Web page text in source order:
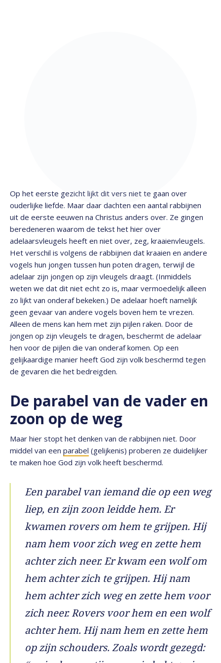
Op het eerste gezicht lijkt dit vers niet te gaan over
ouderlijke liefde. Maar daar dachten een aantal rabbijnen
uit de eerste eeuwen na Christus anders over. Ze gingen
beredeneren waarom de tekst het hier over
adelaarsvleugels heeft en niet over, zeg, kraaienvleugels.
Het verschil is volgens de rabbijnen dat kraaien en andere
vogels hun jongen tussen hun poten dragen, terwijl de
adelaar zijn jongen op zijn vleugels draagt. (Inmiddels
weten we dat dit niet echt zo is, maar vermoedelijk alleen
zo lijkt van onderaf bekeken.) De adelaar hoeft namelijk
geen gevaar van andere vogels boven hem te vrezen.
Alleen de mens kan hem met zijn pijlen raken. Door de
jongen op zijn vleugels te dragen, beschermt de adelaar
hen voor de pijlen die van onderaf komen. Op een
gelijkaardige manier heeft God zijn volk beschermd tegen
de gevaren die het bedreigden.
De parabel van de vader en
zoon op de weg
Maar hier stopt het denken van de rabbijnen niet. Door
middel van een parabel (gelijkenis) proberen ze duidelijker
te maken hoe God zijn volk heeft beschermd.
Een parabel van iemand die op een weg
liep, en zijn zoon leidde hem. Er
kwamen rovers om hem te grijpen. Hij
nam hem voor zich weg en zette hem
achter zich neer. Er kwam een wolf om
hem achter zich te grijpen. Hij nam
hem achter zich weg en zette hem voor
zich neer. Rovers voor hem en een wolf
achter hem. Hij nam hem en zette hem
op zijn schouders. Zoals wordt gezegd: